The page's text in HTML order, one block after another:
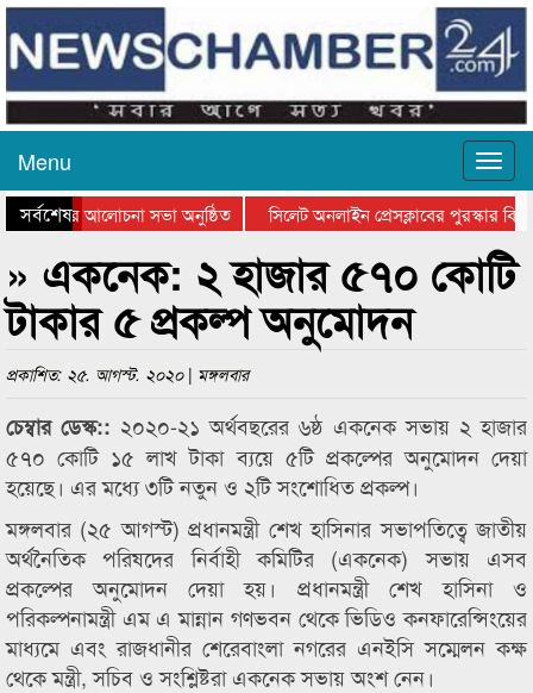
Menu
সর্বশেষ
দিবসের আলোচনা সভা অনুষ্ঠিত
সিলেট অনলাইন প্রেসক্লাবের পুরস্কার
কানাইঘাটের কিশোর আহাদের খুনি
» একনেক: ২ হাজার ৫৭০ কোটি
টাকার ৫ প্রকল্প অনুমোদন
প্রকাশিত: ২৫. আগস্ট. ২০২০ | মঙ্গলবার
চেম্বার ডেস্ক:: ২০২০-২১ অর্থবছরের ৬ষ্ঠ একনেক সভায় ২ হাজার
৫৭০ কোটি ১৫ লাখ টাকা ব্যয়ে ৫টি প্রকল্পের অনুমোদন দেয়া
হয়েছে। এর মধ্যে ৩টি নতুন ও ২টি সংশোধিত প্রকল্প।
মঙ্গলবার (২৫ আগস্ট) প্রধানমন্ত্রী শেখ হাসিনার সভাপতিত্বে জাতীয়
অর্থনৈতিক পরিষদের নির্বাহী কমিটির (একনেক) সভায় এসব
প্রকল্পের অনুমোদন দেয়া হয়। প্রধানমন্ত্রী শেখ হাসিনা ও
পরিকল্পনামন্ত্রী এম এ মান্নান গণভবন থেকে ভিডিও কনফারেন্সিংয়ের
মাধ্যমে এবং রাজধানীর শেরেবাংলা নগরের এনইসি সম্মেলন কক্ষ
থেকে মন্ত্রী, সচিব ও সংশ্লিষ্টরা একনেক সভায় অংশ নেন।